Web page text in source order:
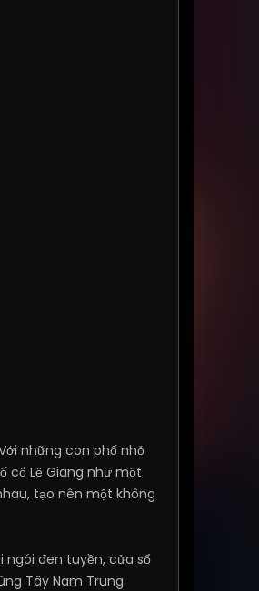
những con phố nhỏ
cổ Lệ Giang như một
tạo nên một không
ngói đen tuyền, cửa sổ
Tây Nam Trung